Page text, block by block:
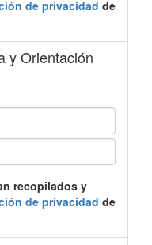
de privacidad de
y Orientación
de privacidad de